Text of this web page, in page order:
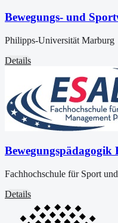
Bewegungs- und
Philipps-Universität Marburg
Details
Bewegungspädagogik
Fachhochschule für Sport
Details